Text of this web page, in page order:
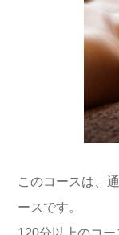
このコースは、
ースです。